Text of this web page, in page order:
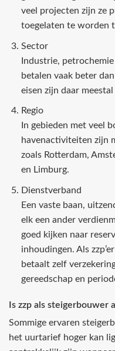
veel projecten zijn ze
toegelaten te worden
Sector
Industrie,
betalen vaak beter
eisen zijn daar
Regio
In gebieden met veel
havenactiviteiten zijn
zoals Rotterdam,
en Limburg.
Dienstverband
Een vaste baan,
elk een ander
goed kijken naar
inhoudingen. Als
betaalt zelf
gereedschap en
Is zzp als steigerbouwer
Sommige ervaren
het uurtarief hoger kan